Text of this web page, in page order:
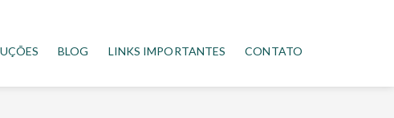
BLOG LINKS IMPORTANTES CONTATO